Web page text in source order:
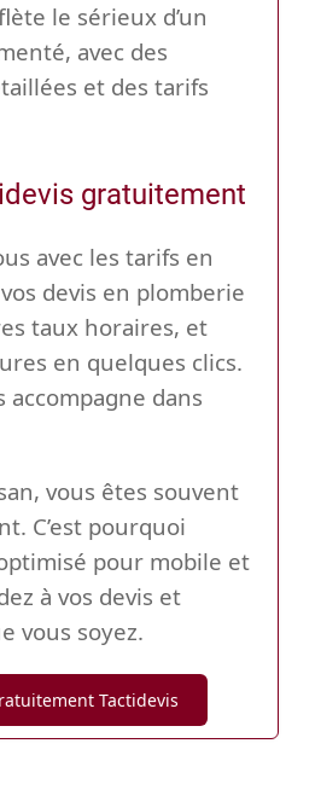
le sérieux d’un
avec des
et des tarifs
gratuitement
avec les tarifs en
devis en plomberie
taux horaires, et
en quelques clics.
accompagne dans
vous êtes souvent
C’est pourquoi
pour mobile et
à vos devis et
vous soyez.
Tactidevis